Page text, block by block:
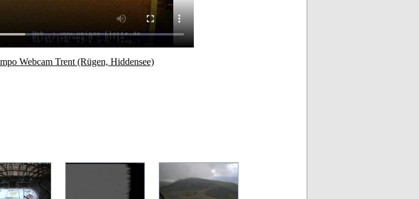
Webcam Trent (Rügen, Hiddensee)